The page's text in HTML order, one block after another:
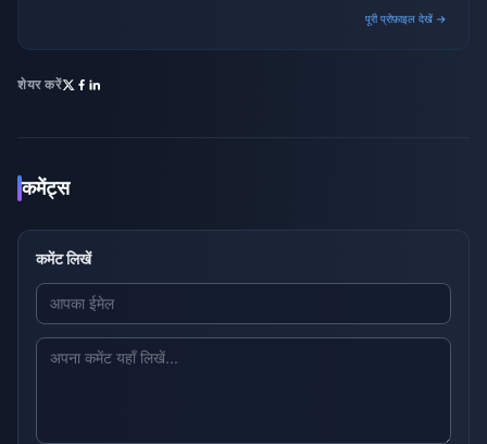
पूरी प्रोफ़ाइल देखें →
शेयर करें
कमेंट्स
कमेंट लिखें